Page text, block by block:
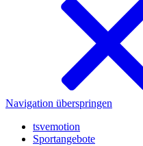
Navigation überspringen
tsvemotion
Sportangebote